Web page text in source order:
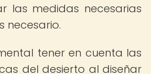
las medidas necesarias
necesario.
tener en cuenta las
del desierto al diseñar